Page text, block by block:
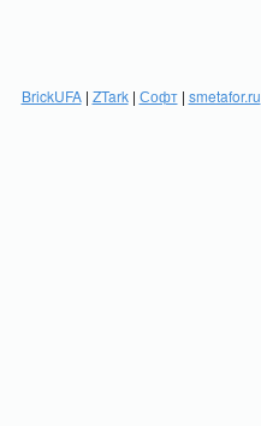
BrickUFA| ZTark| Софт| smetafor.ru